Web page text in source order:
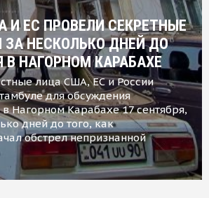
И ЕС ПРОВЕЛИ СЕКРЕТНЫЕ
ЗА НЕСКОЛЬКО ДНЕЙ ДО
В НАГОРНОМ КАРАБАХЕ
лица США, ЕС и России
для обсуждения
в Нагорном Карабахе 17 сентября,
дней до того, как
обстрел непризнанной